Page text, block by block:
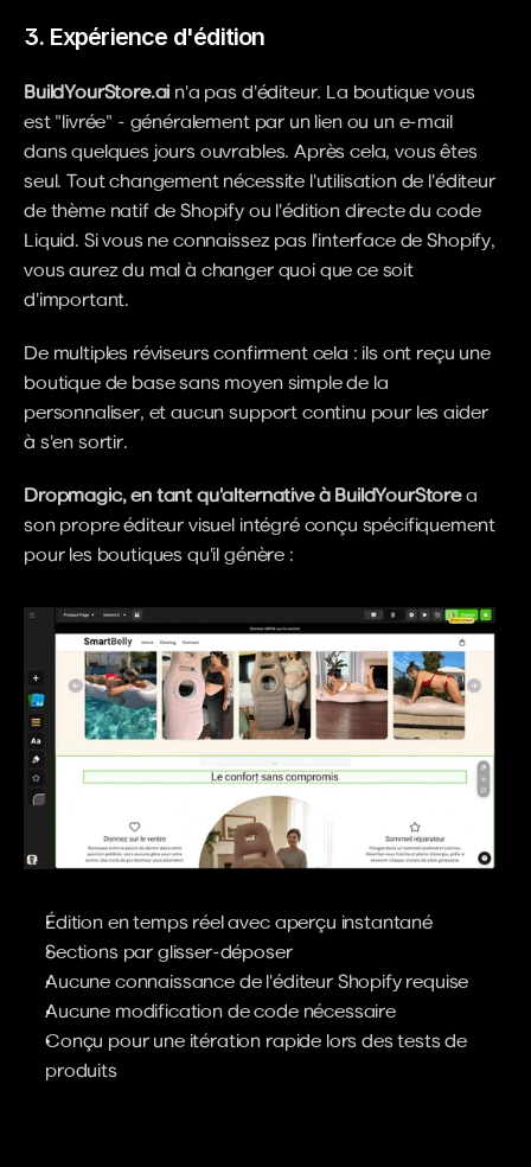
3. Expérience d'édition
BuildYourStore.ai n'a pas d'éditeur. La boutique vous
est "livrée" - généralement par un lien ou un e-mail
dans quelques jours ouvrables. Après cela, vous êtes
seul. Tout changement nécessite l'utilisation de l'éditeur
de thème natif de Shopify ou l'édition directe du code
Liquid. Si vous ne connaissez pas l'interface de Shopify,
vous aurez du mal à changer quoi que ce soit
d'important.
De multiples réviseurs confirment cela : ils ont reçu une
boutique de base sans moyen simple de la
personnaliser, et aucun support continu pour les aider
à s'en sortir.
Dropmagic, en tant qu'alternative à BuildYourStore a
son propre éditeur visuel intégré conçu spécifiquement
pour les boutiques qu'il génère :
Édition en temps réel avec aperçu instantané
Sections par glisser-déposer
Aucune connaissance de l'éditeur Shopify requise
Aucune modification de code nécessaire
Conçu pour une itération rapide lors des tests de
produits